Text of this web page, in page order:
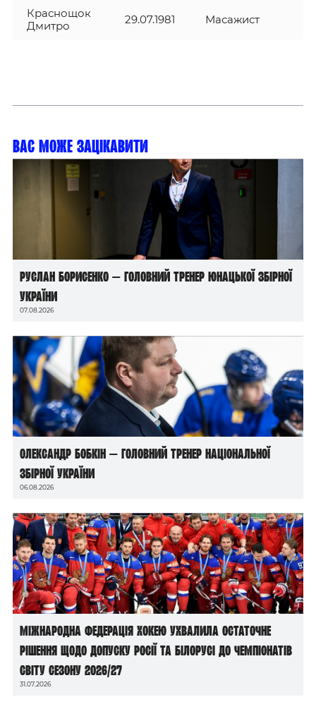
Краснощок
Дмитро
29.07.1981 Масажист
Вас може зацікавити
Руслан Борисенко — головний тренер юнацької збірної
України
07.08.2026
Олександр Бобкін — головний тренер національної
збірної України
06.08.2026
Міжнародна федерація хокею ухвалила остаточне
рішення щодо допуску росії та білорусі до чемпіонатів
світу сезону 2026/27
31.07.2026